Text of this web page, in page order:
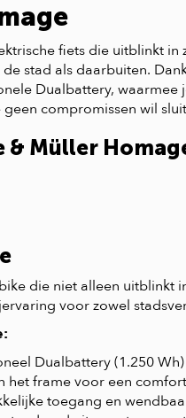
fiets die uitblinkt
stad als daarbuiten.
Dualbattery,
compromissen wil
& Müller
die niet alleen uitblinkt
voor zowel
Dualbattery (1.250
het frame voor een
toegang en